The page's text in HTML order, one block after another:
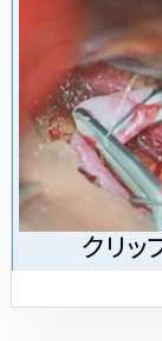
クリッ